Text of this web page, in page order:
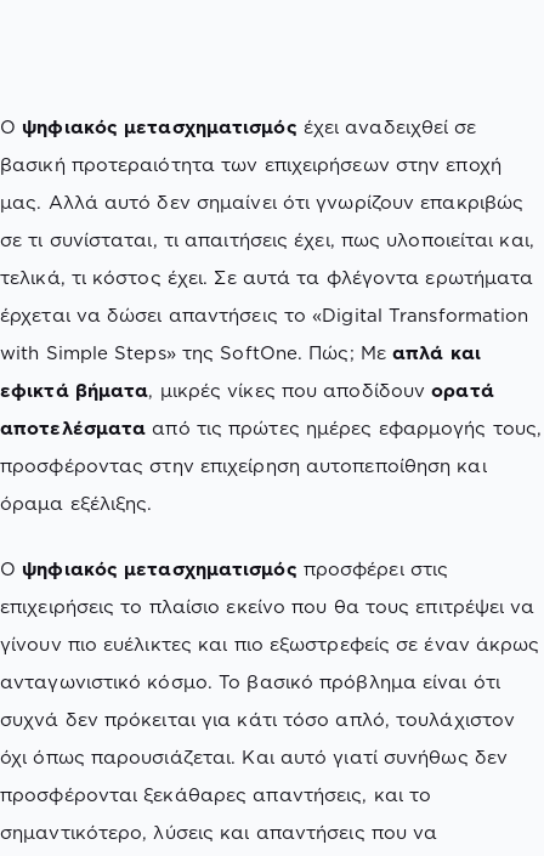
Ο ψηφιακός μετασχηματισμός έχει αναδειχθεί σε
βασική προτεραιότητα των επιχειρήσεων στην εποχή
μας. Αλλά αυτό δεν σημαίνει ότι γνωρίζουν επακριβώς
σε τι συνίσταται, τι απαιτήσεις έχει, πως υλοποιείται και,
τελικά, τι κόστος έχει. Σε αυτά τα φλέγοντα ερωτήματα
έρχεται να δώσει απαντήσεις το «Digital Transformation
with Simple Steps» της SoftOne. Πώς; Με απλά και
εφικτά βήματα, μικρές νίκες που αποδίδουνορατά
αποτελέσματα από τις πρώτες ημέρες εφαρμογής τους,
προσφέροντας στην επιχείρηση αυτοπεποίθηση και
όραμα εξέλιξης.
Ο ψηφιακός μετασχηματισμός προσφέρει στις
επιχειρήσεις το πλαίσιο εκείνο που θα τους επιτρέψει να
γίνουν πιο ευέλικτες και πιο εξωστρεφείς σε έναν άκρως
ανταγωνιστικό κόσμο. Το βασικό πρόβλημα είναι ότι
συχνά δεν πρόκειται για κάτι τόσο απλό, τουλάχιστον
όχι όπως παρουσιάζεται. Και αυτό γιατί συνήθως δεν
προσφέρονται ξεκάθαρες απαντήσεις, και το
σημαντικότερο, λύσεις και απαντήσεις που να